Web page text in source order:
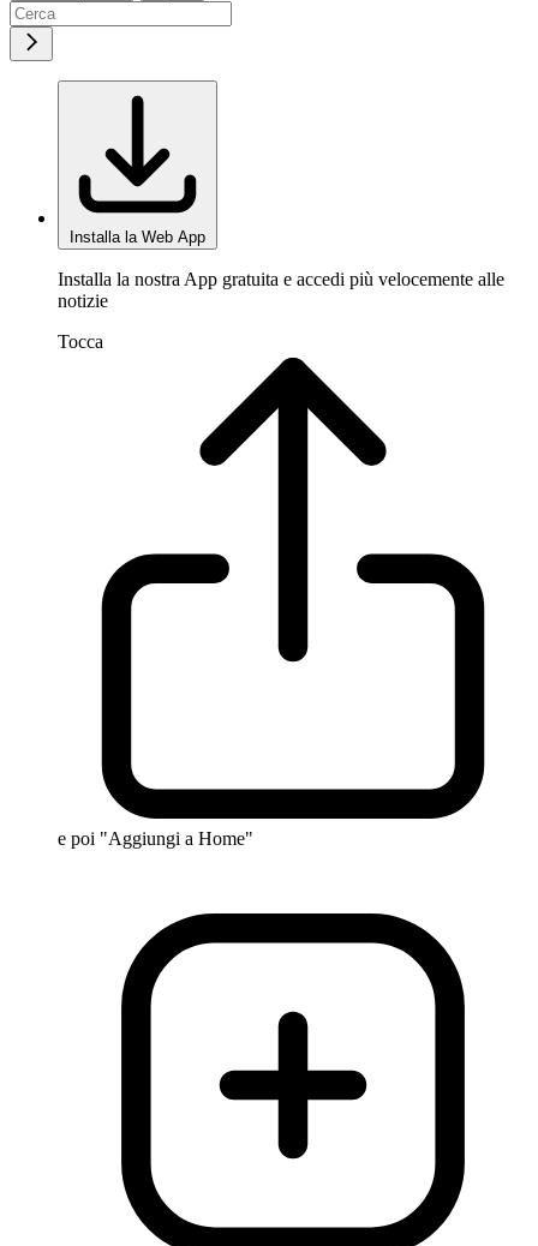
Installa la Web App
Installa la nostra App gratuita e accedi più velocemente alle
notizie
Tocca
e poi "Aggiungi a Home"